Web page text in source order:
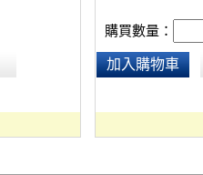
購買數量：
加入購物車